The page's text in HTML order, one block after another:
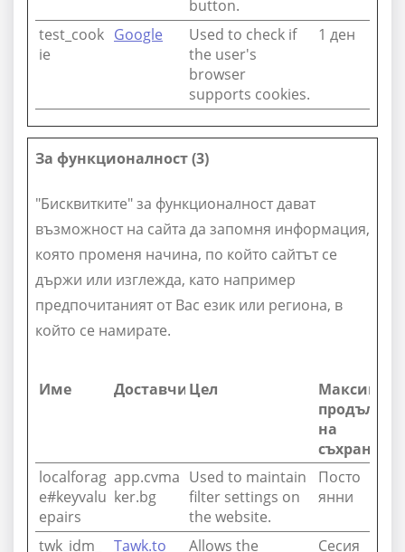
button.
test_cook
ie
Google
Used to check if
the user's
browser
supports cookies.
1 ден
За функционалност (3)
"Бисквитките" за функционалност дават
възможност на сайта да запомня информация,
която променя начина, по който сайтът се
държи или изглежда, като например
предпочитаният от Вас език или региона, в
който се намирате.
Име ДоставчикЦел
на
localforag
e#keyvalu
epairs
app.cvma
ker.bg
Used to maintain
filter settings on
the website.
Посто
янни
twk_idm_
Tawk.to
Allows the
Сесия